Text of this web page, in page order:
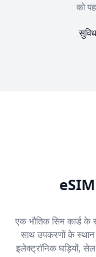
को
एक भौतिक सिम कार्ड
साथ उपकरणों के
इलेक्ट्रॉनिक घड़ियों,